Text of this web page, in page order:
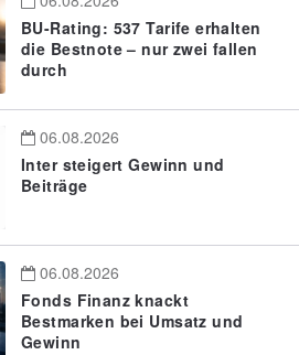
BU-Rating: 537 Tarife erhalten
die Bestnote – nur zwei fallen
durch
06.08.2026
Inter steigert Gewinn und
Beiträge
06.08.2026
Fonds Finanz knackt
Bestmarken bei Umsatz und
Gewinn